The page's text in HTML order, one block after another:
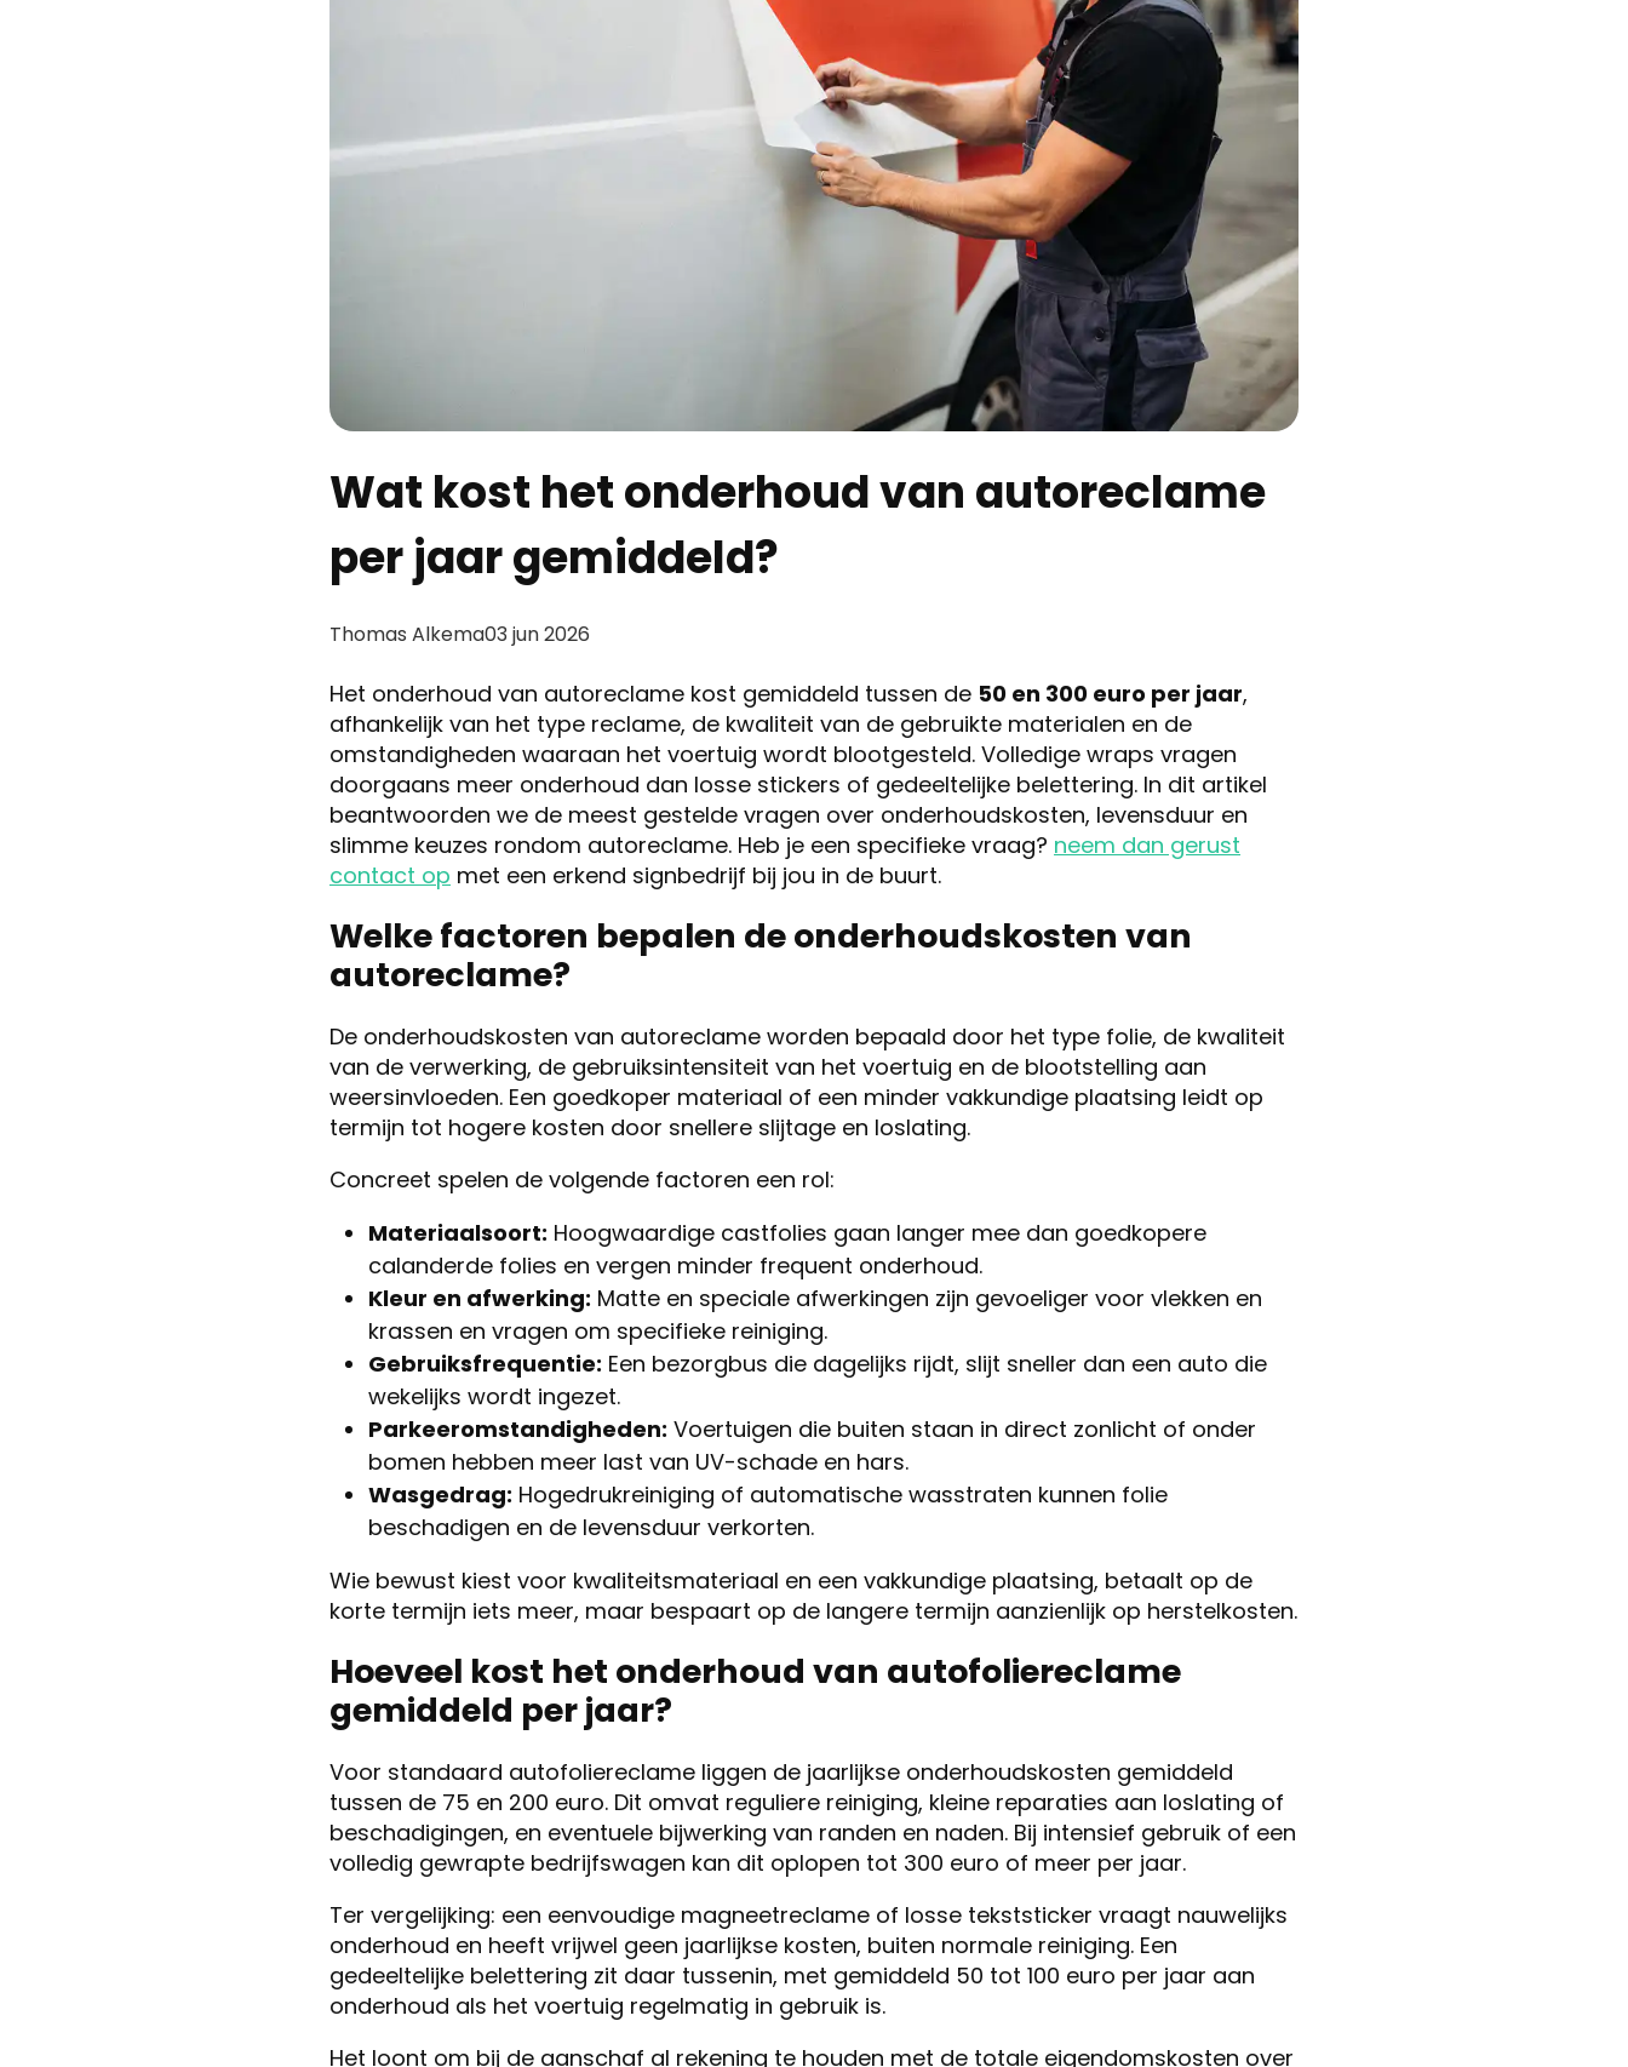
Wat kost het onderhoud van autoreclame
per jaar gemiddeld?
Posted
Thomas Alkema03 jun 2026
Het onderhoud van autoreclame kost gemiddeld tussen de 50 en 300 euro per jaar,
afhankelijk van het type reclame, de kwaliteit van de gebruikte materialen en de
omstandigheden waaraan het voertuig wordt blootgesteld. Volledige wraps vragen
doorgaans meer onderhoud dan losse stickers of gedeeltelijke belettering. In dit artikel
beantwoorden we de meest gestelde vragen over onderhoudskosten, levensduur en
slimme keuzes rondom autoreclame. Heb je een specifieke vraag? neem dan gerust
contact op met een erkend signbedrijf bij jou in de buurt.
Welke factoren bepalen de onderhoudskosten van
autoreclame?
De onderhoudskosten van autoreclame worden bepaald door het type folie, de kwaliteit
van de verwerking, de gebruiksintensiteit van het voertuig en de blootstelling aan
weersinvloeden. Een goedkoper materiaal of een minder vakkundige plaatsing leidt op
termijn tot hogere kosten door snellere slijtage en loslating.
Concreet spelen de volgende factoren een rol:
Materiaalsoort: Hoogwaardige castfolies gaan langer mee dan goedkopere
calanderde folies en vergen minder frequent onderhoud.
Kleur en afwerking: Matte en speciale afwerkingen zijn gevoeliger voor vlekken en
krassen en vragen om specifieke reiniging.
Gebruiksfrequentie: Een bezorgbus die dagelijks rijdt, slijt sneller dan een auto die
wekelijks wordt ingezet.
Parkeeromstandigheden: Voertuigen die buiten staan in direct zonlicht of onder
bomen hebben meer last van UV-schade en hars.
Wasgedrag: Hogedrukreiniging of automatische wasstraten kunnen folie
beschadigen en de levensduur verkorten.
Wie bewust kiest voor kwaliteitsmateriaal en een vakkundige plaatsing, betaalt op de
korte termijn iets meer, maar bespaart op de langere termijn aanzienlijk op herstelkosten.
Hoeveel kost het onderhoud van autofoliereclame
gemiddeld per jaar?
Voor standaard autofoliereclame liggen de jaarlijkse onderhoudskosten gemiddeld
tussen de 75 en 200 euro. Dit omvat reguliere reiniging, kleine reparaties aan loslating of
beschadigingen, en eventuele bijwerking van randen en naden. Bij intensief gebruik of een
volledig gewrapte bedrijfswagen kan dit oplopen tot 300 euro of meer per jaar.
Ter vergelijking: een eenvoudige magneetreclame of losse tekststicker vraagt nauwelijks
onderhoud en heeft vrijwel geen jaarlijkse kosten, buiten normale reiniging. Een
gedeeltelijke belettering zit daar tussenin, met gemiddeld 50 tot 100 euro per jaar aan
onderhoud als het voertuig regelmatig in gebruik is.
Het loont om bij de aanschaf al rekening te houden met de totale eigendomskosten over